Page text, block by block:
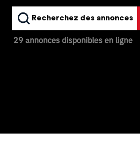
Recherchez des annonces
29 annonces disponibles en ligne